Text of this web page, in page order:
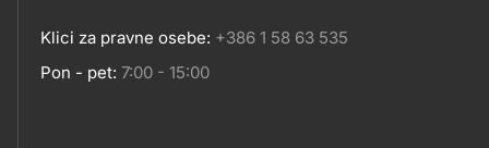
Klici za pravne osebe: +386 1 58 63 535
Pon - pet: 7:00 - 15:00